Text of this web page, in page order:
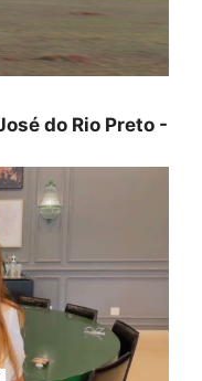
do Rio Preto -